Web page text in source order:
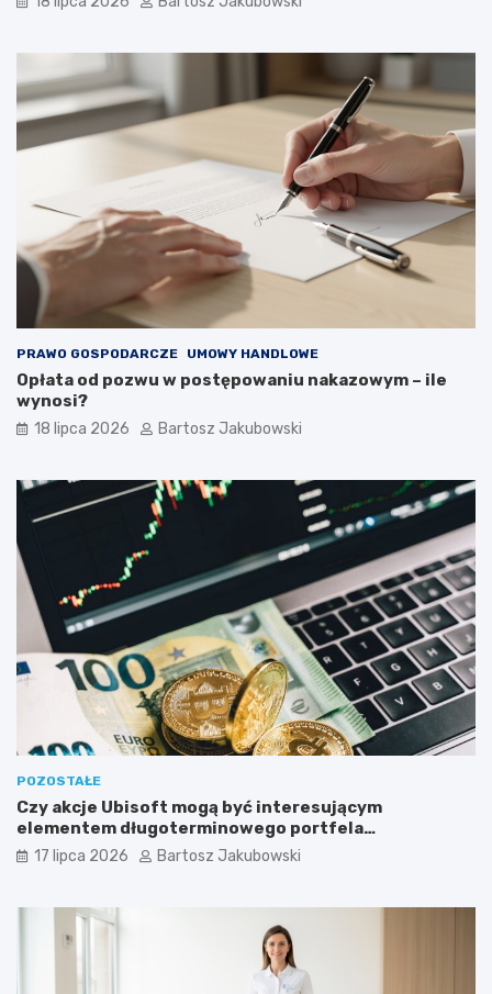
PRAWO GOSPODARCZE UMOWY HANDLOWE
Opłata od pozwu w postępowaniu nakazowym – ile
wynosi?
18 lipca 2026 Bartosz Jakubowski
POZOSTAŁE
Czy akcje Ubisoft mogą być interesującym
elementem długoterminowego portfela
inwestycyjnego?
17 lipca 2026 Bartosz Jakubowski